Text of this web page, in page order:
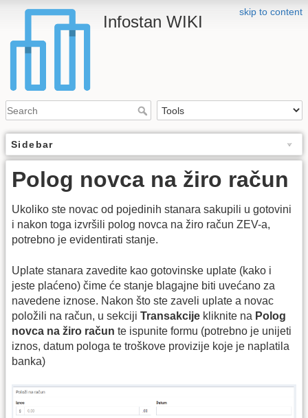
skip to content
Infostan WIKI
Sidebar
Polog novca na žiro račun
Ukoliko ste novac od pojedinih stanara sakupili u gotovini
i nakon toga izvršili polog novca na žiro račun ZEV-a,
potrebno je evidentirati stanje.
Uplate stanara zavedite kao gotovinske uplate (kako i
jeste plaćeno) čime će stanje blagajne biti uvećano za
navedene iznose. Nakon što ste zaveli uplate a novac
položili na račun, u sekciji Transakcije kliknite na Polog
novca na žiro račun te ispunite formu (potrebno je unijeti
iznos, datum pologa te troškove provizije koje je naplatila
banka)